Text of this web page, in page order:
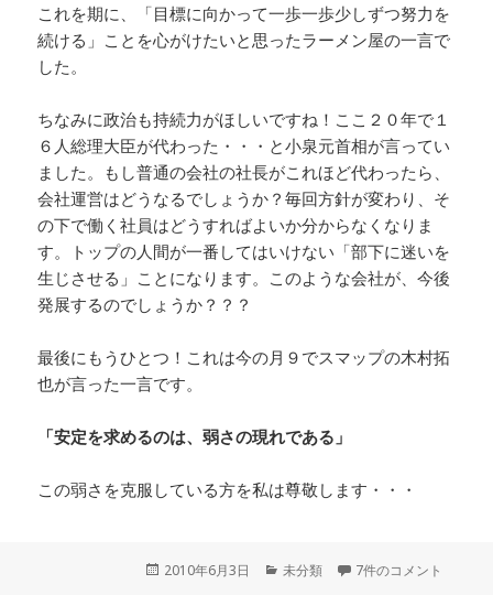
これを期に、「目標に向かって一歩一歩少しずつ努力を
続ける」ことを心がけたいと思ったラーメン屋の一言で
した。
ちなみに政治も持続力がほしいですね！ここ２０年で１
６人総理大臣が代わった・・・と小泉元首相が言ってい
ました。もし普通の会社の社長がこれほど代わったら、
会社運営はどうなるでしょうか？毎回方針が変わり、そ
の下で働く社員はどうすればよいか分からなくなりま
す。トップの人間が一番してはいけない「部下に迷いを
生じさせる」ことになります。このような会社が、今後
発展するのでしょうか？？？
最後にもうひとつ！これは今の月９でスマップの木村拓
也が言った一言です。
「安定を求めるのは、弱さの現れである」
この弱さを克服している方を私は尊敬します・・・
投
2010年6月3日
カ
未分類 7件のコメント